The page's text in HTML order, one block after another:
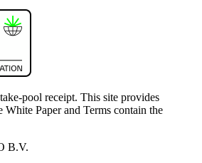
pool receipt. This site provides
Paper and Terms contain the
B.V.